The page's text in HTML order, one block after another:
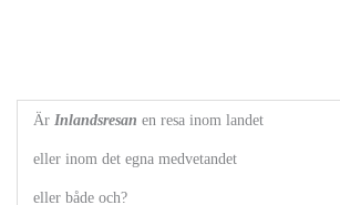
Är Inlandsresan en resa inom landet
eller inom det egna medvetandet
eller både och?